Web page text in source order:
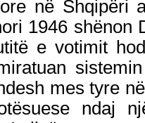
në Shqipëri
1946 shënon
e votimit
mes tyre
ndaj